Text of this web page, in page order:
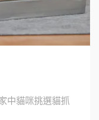
中貓咪挑選貓抓